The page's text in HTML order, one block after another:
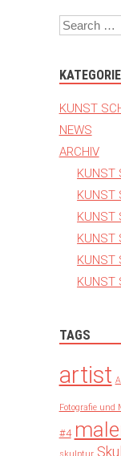
Search
KUNST
NEWS
ARCHIV
KUNST
KUNST
KUNST
KUNST
KUNST
KUNST
TAGS
artist
Fotografie und
#4